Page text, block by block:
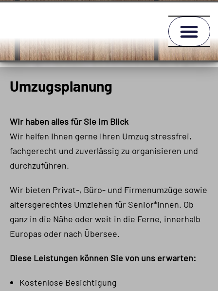
Umzugsplanung
Wir haben alles für Sie im Blick
Wir helfen Ihnen gerne Ihren Umzug stressfrei,
fachgerecht und zuverlässig zu organisieren und
durchzuführen.
Wir bieten Privat-, Büro- und Firmenumzüge sowie
altersgerechtes Umziehen für Senior*innen. Ob
ganz in die Nähe oder weit in die Ferne, innerhalb
Europas oder nach Übersee.
Diese Leistungen können Sie von uns erwarten:
Kostenlose Besichtigung